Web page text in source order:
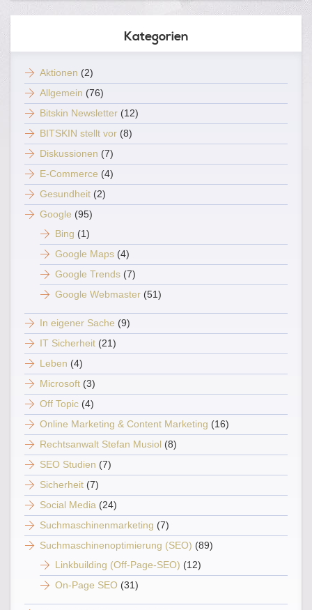
Kategorien
Aktionen (2)
Allgemein (76)
Bitskin Newsletter (12)
BITSKIN stellt vor (8)
Diskussionen (7)
E-Commerce (4)
Gesundheit (2)
Google (95)
Bing (1)
Google Maps (4)
Google Trends (7)
Google Webmaster (51)
In eigener Sache (9)
IT Sicherheit (21)
Leben (4)
Microsoft (3)
Off Topic (4)
Online Marketing & Content Marketing (16)
Rechtsanwalt Stefan Musiol (8)
SEO Studien (7)
Sicherheit (7)
Social Media (24)
Suchmaschinenmarketing (7)
Suchmaschinenoptimierung (SEO) (89)
Linkbuilding (Off-Page-SEO) (12)
On-Page SEO (31)